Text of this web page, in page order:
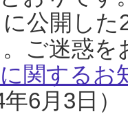
公開し
ご迷惑
関するお
6月3日）